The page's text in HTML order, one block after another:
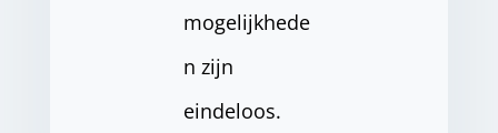
mogelijkhede
n zijn
eindeloos.